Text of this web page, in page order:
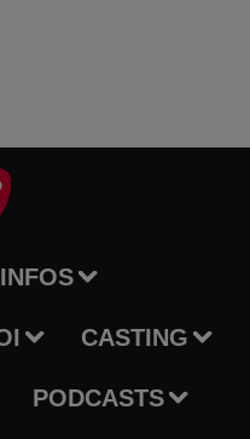
INFOS
CASTING
PODCASTS